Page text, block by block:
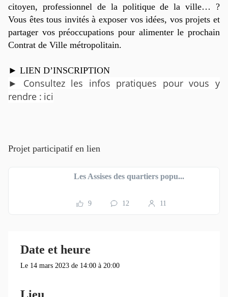
citoyen, professionnel de la politique de la ville… ?
Vous êtes tous invités à exposer vos idées, vos projets et
partager vos préoccupations pour alimenter le prochain
Contrat de Ville métropolitain.
► LIEN D’INSCRIPTION
► Consultez les infos pratiques pour vous y
rendre : ici
Projet participatif en lien
Les Assises des quartiers popu...
9 12 11
Date et heure
Le 14 mars 2023 de 14:00 à 20:00